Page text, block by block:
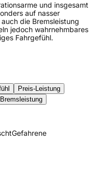
und insgesamt
auf nasser
die Bremsleistung
jedoch wahrnehmbares
Fahrgefühl.
Preis-Leistung
Bremsleistung
Gefahrene